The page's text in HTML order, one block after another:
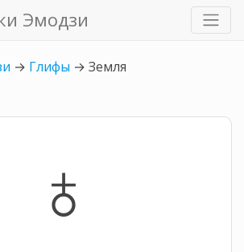
Эмодзи
→ Глифы → Земля
♁